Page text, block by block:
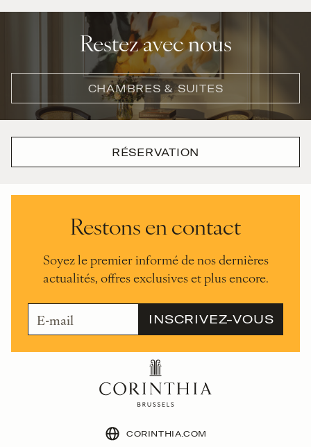
Restez avec nous
CHAMBRES & SUITES
RÉSERVATION
Restons en contact
Soyez le premier informé de nos dernières
actualités, offres exclusives et plus encore.
CORINTHIA.COM